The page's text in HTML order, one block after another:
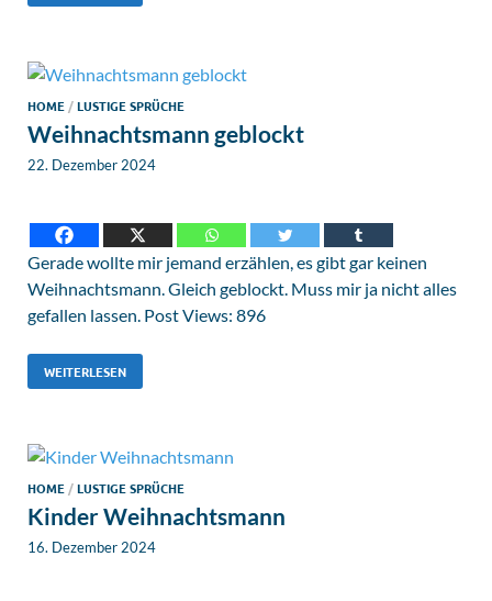
HOME /LUSTIGE SPRÜCHE
Weihnachtsmann geblockt
22. Dezember 2024
Gerade wollte mir jemand erzählen, es gibt gar keinen
Weihnachtsmann. Gleich geblockt. Muss mir ja nicht alles
gefallen lassen. Post Views: 896
WEITERLESEN
HOME /LUSTIGE SPRÜCHE
Kinder Weihnachtsmann
16. Dezember 2024